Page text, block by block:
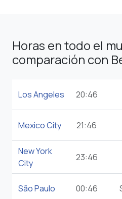
Horas en todo el
comparación con
Los Angeles 20:46
Mexico City 21:46
New York
City
23:46
São Paulo 00:46